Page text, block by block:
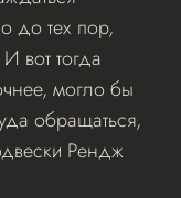
до тех пор,
вот тогда
могло бы
обращаться,
Рендж